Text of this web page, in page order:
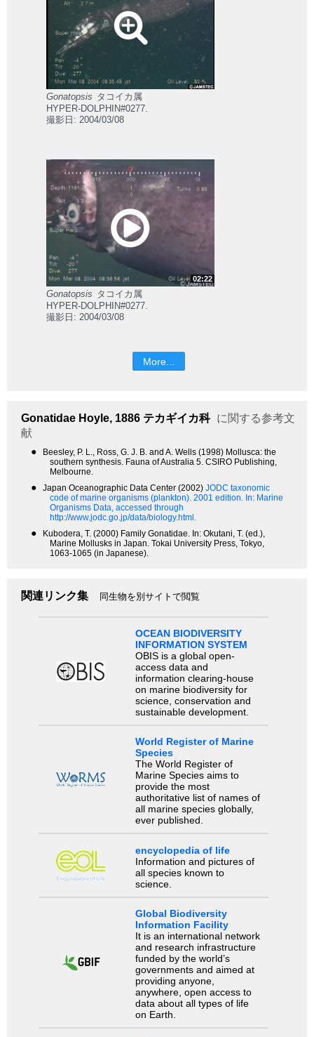
Gonatopsis タコイカ属
HYPER-DOLPHIN#0277.
撮影日: 2004/03/08
02:22
Gonatopsis タコイカ属
HYPER-DOLPHIN#0277.
撮影日: 2004/03/08
More...
Gonatidae Hoyle, 1886 テカギイカ科 に関する参考文
献
●
Beesley, P. L., Ross, G. J. B. and A. Wells (1998) Mollusca: the
southern synthesis. Fauna of Australia 5. CSIRO Publishing,
Melbourne.
● Japan Oceanographic Data Center (2002) JODC taxonomic
code of marine organisms (plankton). 2001 edition. In: Marine
Organisms Data, accessed through
http://www.jodc.go.jp/data/biology.html.
●
Kubodera, T. (2000) Family Gonatidae. In: Okutani, T. (ed.),
Marine Mollusks in Japan. Tokai University Press, Tokyo,
1063-1065 (in Japanese).
関連リンク集 同生物を別サイトで閲覧
OCEAN BIODIVERSITY
INFORMATION SYSTEM
OBIS is a global open-
access data and
information clearing-house
on marine biodiversity for
science, conservation and
sustainable development.
World Register of Marine
Species
The World Register of
Marine Species aims to
provide the most
authoritative list of names of
all marine species globally,
ever published.
encyclopedia of life
Information and pictures of
all species known to
science.
Global Biodiversity
Information Facility
It is an international network
and research infrastructure
funded by the world’s
governments and aimed at
providing anyone,
anywhere, open access to
data about all types of life
on Earth.